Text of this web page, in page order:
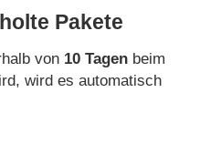
Pakete
von 10 Tagen beim
wird es automatisch